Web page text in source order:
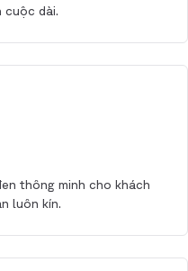
cuộc dài.
thông minh cho khách
luôn kín.